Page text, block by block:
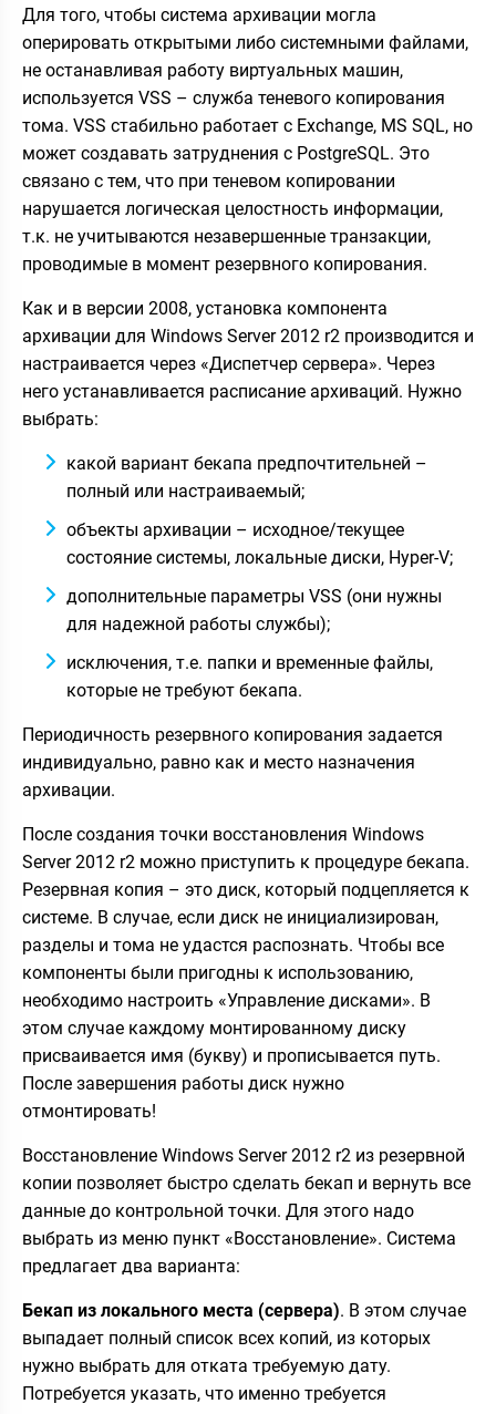
Для того, чтобы система архивации могла
оперировать открытыми либо системными файлами,
не останавливая работу виртуальных машин,
используется VSS – служба теневого копирования
тома. VSS стабильно работает с Exchange, MS SQL, но
может создавать затруднения с PostgreSQL. Это
связано с тем, что при теневом копировании
нарушается логическая целостность информации,
т.к. не учитываются незавершенные транзакции,
проводимые в момент резервного копирования.
Как и в версии 2008, установка компонента
архивации для Windows Server 2012 r2 производится и
настраивается через «Диспетчер сервера». Через
него устанавливается расписание архиваций. Нужно
выбрать:
какой вариант бекапа предпочтительней –
полный или настраиваемый;
объекты архивации – исходное/текущее
состояние системы, локальные диски, Hyper-V;
дополнительные параметры VSS (они нужны
для надежной работы службы);
исключения, т.е. папки и временные файлы,
которые не требуют бекапа.
Периодичность резервного копирования задается
индивидуально, равно как и место назначения
архивации.
После создания точки восстановления Windows
Server 2012 r2 можно приступить к процедуре бекапа.
Резервная копия – это диск, который подцепляется к
системе. В случае, если диск не инициализирован,
разделы и тома не удастся распознать. Чтобы все
компоненты были пригодны к использованию,
необходимо настроить «Управление дисками». В
этом случае каждому монтированному диску
присваивается имя (букву) и прописывается путь.
После завершения работы диск нужно
отмонтировать!
Восстановление Windows Server 2012 r2 из резервной
копии позволяет быстро сделать бекап и вернуть все
данные до контрольной точки. Для этого надо
выбрать из меню пункт «Восстановление». Система
предлагает два варианта:
Бекап из локального места (сервера). В этом случае
выпадает полный список всех копий, из которых
нужно выбрать для отката требуемую дату.
Потребуется указать, что именно требуется